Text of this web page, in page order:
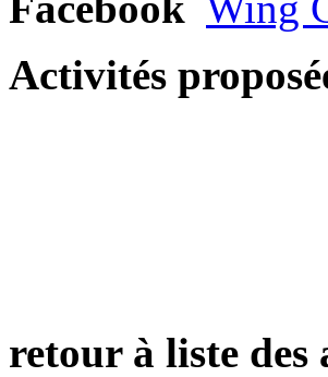
Activités
retour à liste des